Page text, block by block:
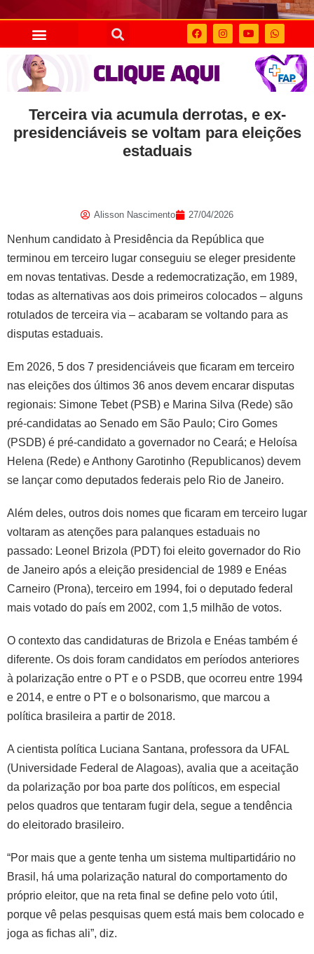
Terceira via acumula derrotas, e ex-
presidenciáveis se voltam para eleições
estaduais
Alisson Nascimento 27/04/2026
Nenhum candidato à Presidência da República que
terminou em terceiro lugar conseguiu se eleger presidente
em novas tentativas. Desde a redemocratização, em 1989,
todas as alternativas aos dois primeiros colocados – alguns
rotulados de terceira via – acabaram se voltando para as
disputas estaduais.
Em 2026, 5 dos 7 presidenciáveis que ficaram em terceiro
nas eleições dos últimos 36 anos devem encarar disputas
regionais: Simone Tebet (PSB) e Marina Silva (Rede) são
pré-candidatas ao Senado em São Paulo; Ciro Gomes
(PSDB) é pré-candidato a governador no Ceará; e Heloísa
Helena (Rede) e Anthony Garotinho (Republicanos) devem
se lançar como deputados federais pelo Rio de Janeiro.
Além deles, outros dois nomes que ficaram em terceiro lugar
voltaram as atenções para palanques estaduais no
passado: Leonel Brizola (PDT) foi eleito governador do Rio
de Janeiro após a eleição presidencial de 1989 e Enéas
Carneiro (Prona), terceiro em 1994, foi o deputado federal
mais votado do país em 2002, com 1,5 milhão de votos.
O contexto das candidaturas de Brizola e Enéas também é
diferente. Os dois foram candidatos em períodos anteriores
à polarização entre o PT e o PSDB, que ocorreu entre 1994
e 2014, e entre o PT e o bolsonarismo, que marcou a
política brasileira a partir de 2018.
A cientista política Luciana Santana, professora da UFAL
(Universidade Federal de Alagoas), avalia que a aceitação
da polarização por boa parte dos políticos, em especial
pelos quadros que tentaram fugir dela, segue a tendência
do eleitorado brasileiro.
“Por mais que a gente tenha um sistema multipartidário no
Brasil, há uma polarização natural do comportamento do
próprio eleitor, que na reta final se define pelo voto útil,
porque vê pelas pesquisas quem está mais bem colocado e
joga as fichas ali”, diz.